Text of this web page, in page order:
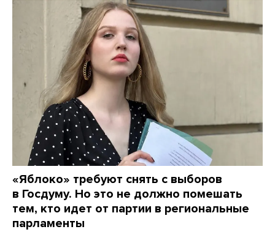
«Яблоко» требуют снять с выборов
в Госдуму. Но это не должно помешать
тем, кто идет от партии в региональные
парламенты